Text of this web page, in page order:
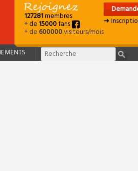
127281membres
+ de15000fans
+ de600000visiteurs/mois
➜